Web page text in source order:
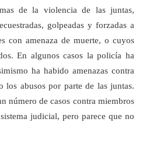
de la violencia de las juntas,
golpeadas y forzadas a
con amenaza de muerte, o cuyos
En algunos casos la policía ha
ha habido amenazas contra
los abusos por parte de las juntas.
número de casos contra miembros
judicial, pero parece que no